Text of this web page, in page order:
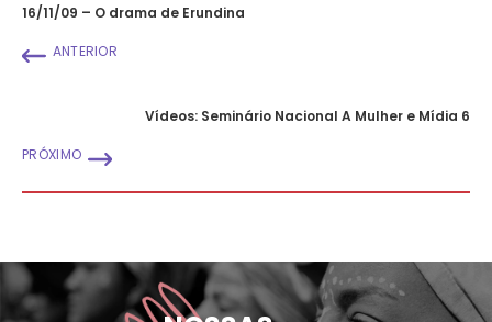
16/11/09 – O drama de Erundina
ANTERIOR
Vídeos: Seminário Nacional A Mulher e Mídia 6
PRÓXIMO